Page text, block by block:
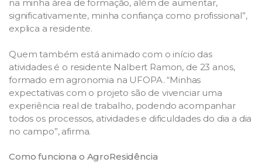
na minha área de formação, além de aumentar,
significativamente, minha confiança como profissional”,
explica a residente.
Quem também está animado com o início das
atividades é o residente Nalbert Ramon, de 23 anos,
formado em agronomia na UFOPA. “Minhas
expectativas com o projeto são de vivenciar uma
experiência real de trabalho, podendo acompanhar
todos os processos, atividades e dificuldades do dia a dia
no campo”, afirma.
Como funciona o AgroResidência